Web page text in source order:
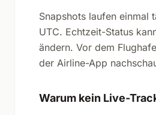
Snapshots laufen einmal
UTC. Echtzeit-Status
ändern. Vor dem
der Airline-App
Warum kein Live-